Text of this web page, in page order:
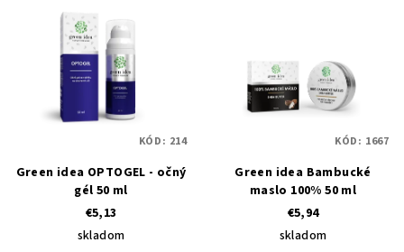
Green idea OPTOGEL - očný
gél 50 ml
€5,13
skladom
KÓD: 214
Green idea Bambucké
maslo 100% 50 ml
€5,94
skladom
KÓD: 1667